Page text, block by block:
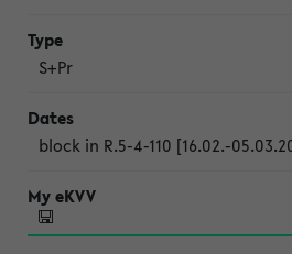
S+Pr
block in R.5-4-110 [16.02.-